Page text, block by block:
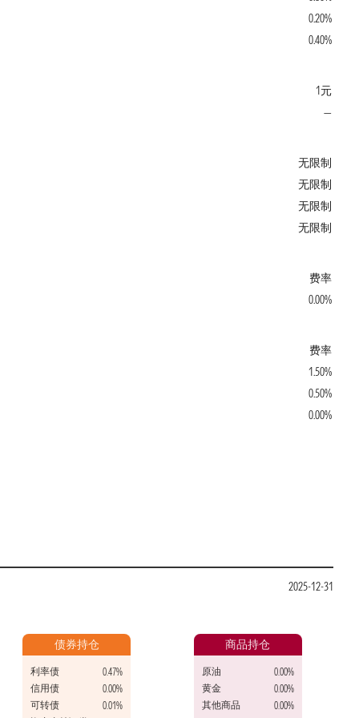
0.20%
0.40%
1元
—
无限制
无限制
无限制
无限制
费率
0.00%
费率
1.50%
0.50%
0.00%
2025-12-31
债券持仓
利率债
0.47%
信用债
0.00%
可转债
0.01%
商品持仓
原油
0.00%
黄金
0.00%
其他商品
0.00%